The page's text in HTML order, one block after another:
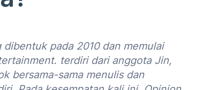
pada 2010 dan memulai
terdiri dari anggota Jin,
bersama-sama menulis dan